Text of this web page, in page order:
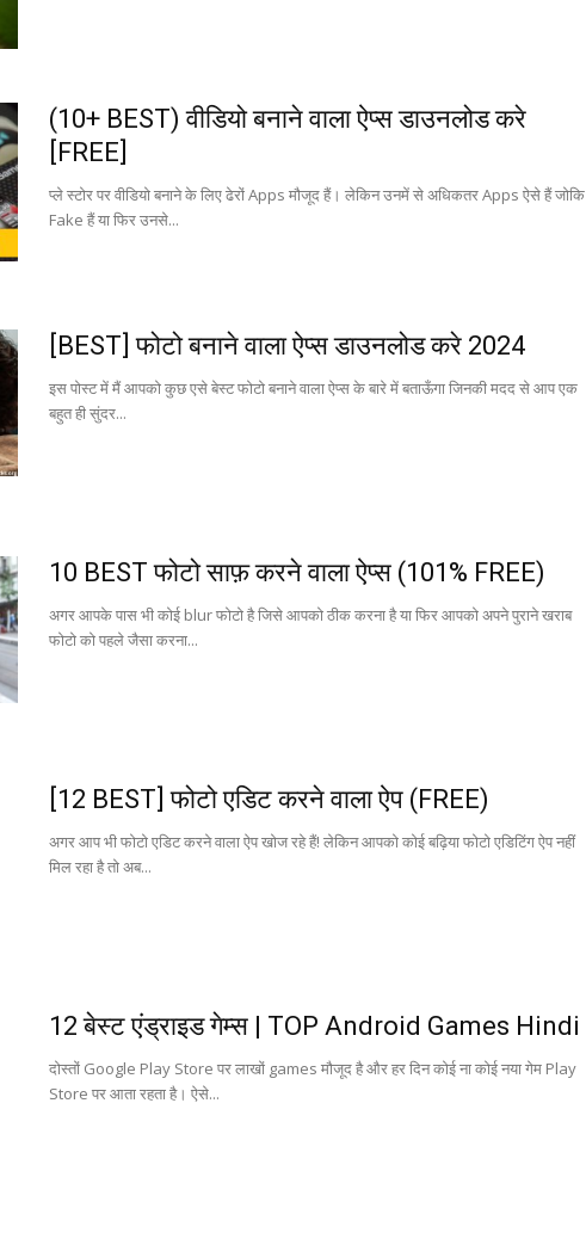
(10+ BEST) वीडियो बनाने वाला ऐप्स डाउनलोड करे
[FREE]
प्ले स्टोर पर वीडियो बनाने के लिए ढेरों Apps मौजूद हैं। लेकिन उनमें से अधिकतर Apps ऐसे हैं जोकि
Fake हैं या फिर उनसे...
[BEST] फोटो बनाने वाला ऐप्स डाउनलोड करे 2024
इस पोस्ट में मैं आपको कुछ एसे बेस्ट फोटो बनाने वाला ऐप्स के बारे में बताऊँगा जिनकी मदद से आप एक
बहुत ही सुंदर...
10 BEST फोटो साफ़ करने वाला ऐप्स (101% FREE)
अगर आपके पास भी कोई blur फोटो है जिसे आपको ठीक करना है या फिर आपको अपने पुराने खराब
फोटो को पहले जैसा करना...
[12 BEST] फोटो एडिट करने वाला ऐप (FREE)
अगर आप भी फोटो एडिट करने वाला ऐप खोज रहे हैं! लेकिन आपको कोई बढ़िया फोटो एडिटिंग ऐप नहीं
मिल रहा है तो अब...
12 बेस्ट एंड्राइड गेम्स | TOP Android Games Hindi
दोस्तों Google Play Store पर लाखों games मौजूद है और हर दिन कोई ना कोई नया गेम Play
Store पर आता रहता है। ऐसे...